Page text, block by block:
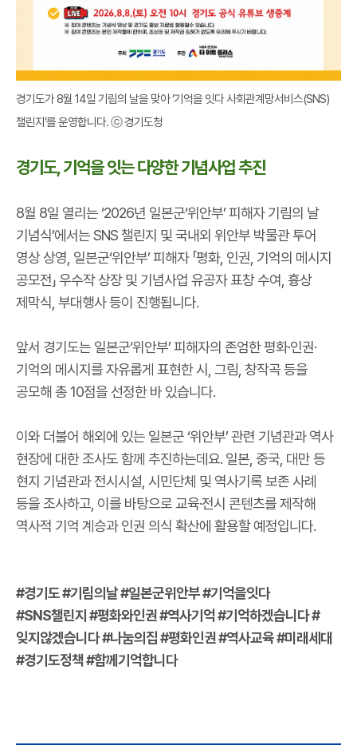
경기도가 8월 14일 기림의 날을 맞아 ‘기억을 잇다 사회관계망서비스(SNS)
챌린지’를 운영합니다. ⓒ 경기도청
경기도, 기억을 잇는 다양한 기념사업 추진
8월 8일 열리는 ‘2026년 일본군‘위안부’ 피해자 기림의 날
기념식’에서는 SNS 챌린지 및 국내외 위안부 박물관 투어
영상 상영, 일본군‘위안부’ 피해자 「평화, 인권, 기억의 메시지
공모전」 우수작 상장 및 기념사업 유공자 표창 수여, 흉상
제막식, 부대행사 등이 진행됩니다.
앞서 경기도는 일본군‘위안부’ 피해자의 존엄한 평화·인권·
기억의 메시지를 자유롭게 표현한 시, 그림, 창작곡 등을
공모해 총 10점을 선정한 바 있습니다.
이와 더불어 해외에 있는 일본군 ‘위안부’ 관련 기념관과 역사
현장에 대한 조사도 함께 추진하는데요. 일본, 중국, 대만 등
현지 기념관과 전시시설, 시민단체 및 역사기록 보존 사례
등을 조사하고, 이를 바탕으로 교육·전시 콘텐츠를 제작해
역사적 기억 계승과 인권 의식 확산에 활용할 예정입니다.
#경기도 #기림의날 #일본군위안부 #기억을잇다
#SNS챌린지 #평화와인권 #역사기억 #기억하겠습니다 #
잊지않겠습니다 #나눔의집 #평화인권 #역사교육 #미래세대
#경기도정책 #함께기억합니다